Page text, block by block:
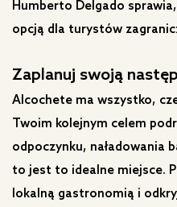
Humberto Delgado
opcją dla turystów
Zaplanuj swoją
Alcochete ma wszystko,
Twoim kolejnym celem
odpoczynku, naładowania
to jest to idealne miejsce.
lokalną gastronomią i